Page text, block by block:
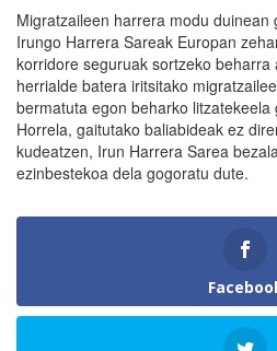
Migratzaileen harrera modu duinean
Irungo Harrera Sareak Europan
korridore seguruak sortzeko
herrialde batera iritsitako
bermatuta egon beharko litzatekeela
Horrela, gaitutako baliabideak ez
kudeatzen, Irun Harrera Sarea
ezinbestekoa dela gogoratu dute.